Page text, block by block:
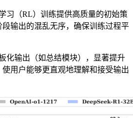
（RL）训练提供高质量的初始策
输出的混乱无序，确保训练过程平
输出（如总结模块），显著提升
用户能够更直观地理解和接受输出